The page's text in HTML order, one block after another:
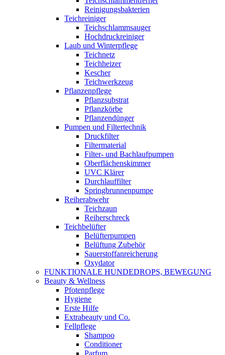
Reinigungsbakterien
Teichreiniger
Teichschlammsauger
Hochdruckreiniger
Laub und Winterpflege
Teichnetz
Teichheizer
Kescher
Teichwerkzeug
Pflanzenpflege
Pflanzsubstrat
Pflanzkörbe
Pflanzendünger
Pumpen und Filtertechnik
Druckfilter
Filtermaterial
Filter- und Bachlaufpumpen
Oberflächenskimmer
UVC Klärer
Durchlauffilter
Springbrunnenpumpe
Reiherabwehr
Teichzaun
Reiherschreck
Teichbelüfter
Belüfterpumpen
Belüftung Zubehör
Sauerstoffanreicherung
Oxydator
FUNKTIONALE HUNDEDROPS, BEWEGUNG
Beauty & Wellness
Pfotenpflege
Hygiene
Erste Hilfe
Extrabeauty und Co.
Fellpflege
Shampoo
Conditioner
Parfum